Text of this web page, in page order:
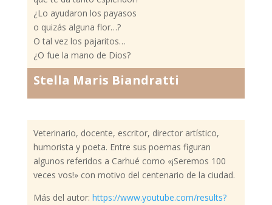
¿Lo ayudaron los payasos
o quizás alguna flor…?
O tal vez los pajaritos…
¿O fue la mano de Dios?
Stella Maris Biandratti
Veterinario, docente, escritor, director artístico,
humorista y poeta. Entre sus poemas figuran
algunos referidos a Carhué como «¡Seremos 100
veces vos!» con motivo del centenario de la ciudad.
Más del autor: https://www.youtube.com/results?